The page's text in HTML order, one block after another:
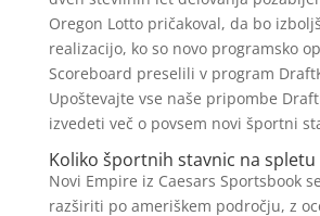
Oregon Lotto pričakoval, da bo
realizacijo, ko so novo programsko
Scoreboard preselili v program
Upoštevajte vse naše pripombe
izvedeti več o povsem novi športni
Koliko športnih stavnic na spletu
Novi Empire iz Caesars Sportsbook
razširiti po ameriškem področju, z